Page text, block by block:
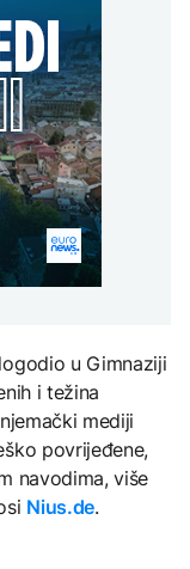
uslova
i
veću
za
u
terapiju
u Gimnaziji
i težina
mediji
povrijeđene,
navodima, više
Nius.de.